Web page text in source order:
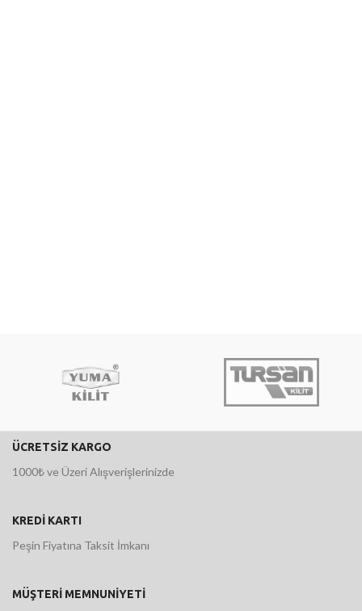
ÜCRETSİZ KARGO
1000₺ ve Üzeri Alışverişlerinizde
KREDİ KARTI
Peşin Fiyatına Taksit İmkanı
MÜŞTERİ MEMNUNİYETİ